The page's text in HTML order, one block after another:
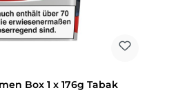
Box 1 x 176g Tabak